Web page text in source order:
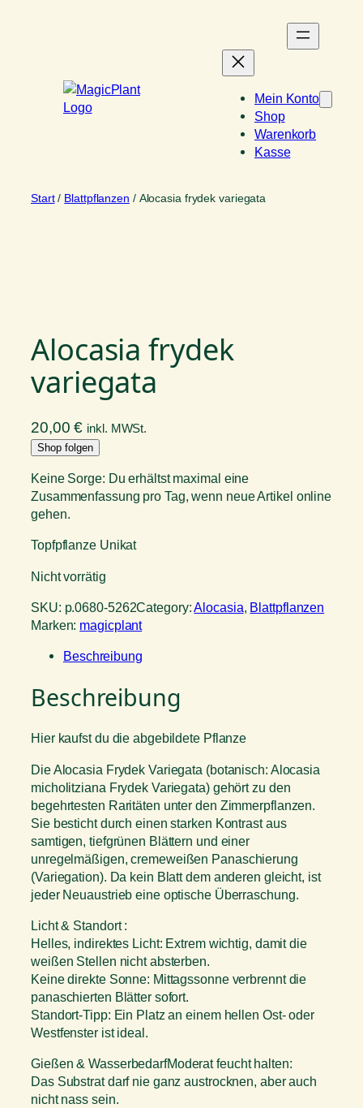
Mein Konto
Shop
Warenkorb
Kasse
Start/ Blattpflanzen / Alocasia frydek variegata
Alocasia frydek
variegata
20,00€ inkl. MWSt.
Shop folgen
Keine Sorge: Du erhältst maximal eine
Zusammenfassung pro Tag, wenn neue Artikel online
gehen.
Topfpflanze Unikat
Nicht vorrätig
SKU: p.0680-5262Category:Alocasia, Blattpflanzen
Marken: magicplant
Beschreibung
Beschreibung
Hier kaufst du die abgebildete Pflanze
Die Alocasia Frydek Variegata (botanisch: Alocasia
micholitziana Frydek Variegata) gehört zu den
begehrtesten Raritäten unter den Zimmerpflanzen.
Sie besticht durch einen starken Kontrast aus
samtigen, tiefgrünen Blättern und einer
unregelmäßigen, cremeweißen Panaschierung
(Variegation). Da kein Blatt dem anderen gleicht, ist
jeder Neuaustrieb eine optische Überraschung.
Licht & Standort :
Helles, indirektes Licht: Extrem wichtig, damit die
weißen Stellen nicht absterben.
Keine direkte Sonne: Mittagssonne verbrennt die
panaschierten Blätter sofort.
Standort-Tipp: Ein Platz an einem hellen Ost- oder
Westfenster ist ideal.
Gießen & WasserbedarfModerat feucht halten:
Das Substrat darf nie ganz austrocknen, aber auch
nicht nass sein.